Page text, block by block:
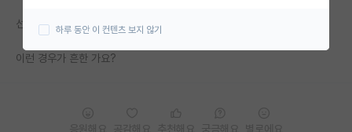
연구실(PI) 홍보 게시판
선배는 그러지 말라고 하십니다
이런 경우가 흔한 가요?
하루 동안 이 컨텐츠 보지 않기